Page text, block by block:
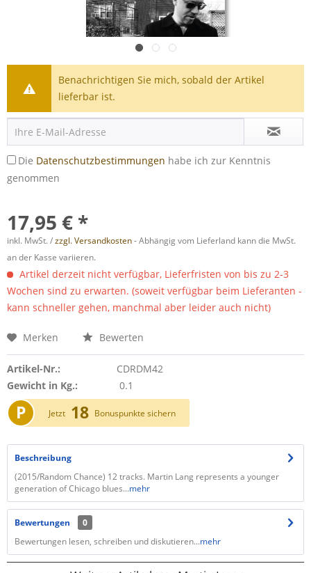
Benachrichtigen Sie mich, sobald der Artikel
lieferbar ist.
Die Datenschutzbestimmungen habe ich zur Kenntnis
genommen
17,95 € *
inkl. MwSt. /zzgl. Versandkosten- Abhängig vom Lieferland kann die MwSt.
an der Kasse variieren.
Artikel derzeit nicht verfügbar, Lieferfristen von bis zu 2-3
Wochen sind zu erwarten. (soweit verfügbar beim Lieferanten -
kann schneller gehen, manchmal aber leider auch nicht)
Merken Bewerten
Artikel-Nr.:
CDRDM42
Gewicht in Kg.:
0.1
P Jetzt 18 Bonuspunkte sichern
Beschreibung
(2015/Random Chance) 12 tracks. Martin Lang represents a younger
generation of Chicago blues...mehr
Bewertungen
0
Bewertungen lesen, schreiben und diskutieren...mehr